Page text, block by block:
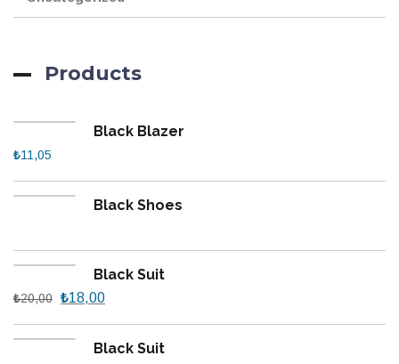
Products
Black Blazer
₺11,05
Black Shoes
Black Suit
₺20,00 ₺18,00
Black Suit